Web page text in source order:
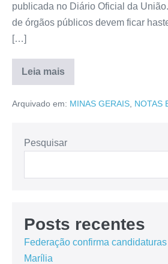
publicada no Diário Oficial da
de órgãos públicos devem ficar
[…]
Leia mais
Arquivado em: MINAS GERAIS NOTAS
Pesquisar
Posts recentes
Federação confirma
Marília